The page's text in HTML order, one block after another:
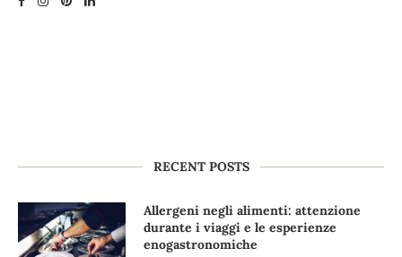
RECENT POSTS
Allergeni negli alimenti: attenzione
durante i viaggi e le esperienze
enogastronomiche